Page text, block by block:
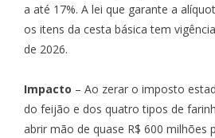
a até 17%. A lei que garante a
os itens da cesta básica tem
de 2026.
Impacto – Ao zerar o imposto
do feijão e dos quatro tipos de
abrir mão de quase R$ 600 milhões